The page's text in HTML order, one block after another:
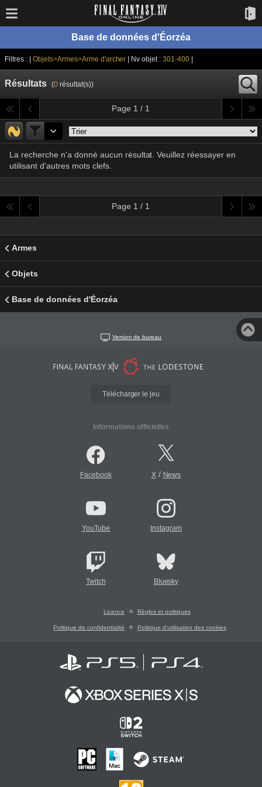
Base de données d'Éorzéa
Filtres : | Objets>Armes>Arme d'archer | Nv objet :301-400
Résultats (0résultat(s))
Page 1 / 1
La recherche n'a donné aucun résultat. Veuillez réessayer en
utilisant d'autres mots clefs.
Page 1 / 1
Armes
Objets
Base de données d'Éorzéa
Version de bureau
Télécharger le jeu
Informations officielles
Facebook X/ News
YouTube Instagram
Twitch Bluesky
Licence Règles et politiques
Politique de confidentialité Politique d'utilisation des cookies